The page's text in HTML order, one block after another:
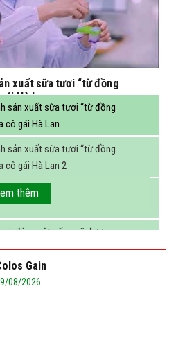
xuất sữa tươi “từ đồng
Hà Lan
sản xuất sữa tươi “từ đồng
cô gái Hà Lan
sản xuất sữa tươi “từ đồng
cô gái Hà Lan 2
hướng tới mục tiêu 3,4 tỷ lít
động vật sống sẽ được
thêm
Gain
08/2026